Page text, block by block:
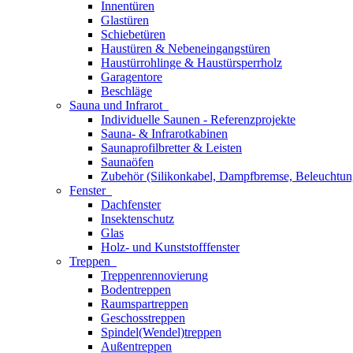
Innentüren
Glastüren
Schiebetüren
Haustüren & Nebeneingangstüren
Haustürrohlinge & Haustürsperrholz
Garagentore
Beschläge
Sauna und Infrarot
Individuelle Saunen - Referenzprojekte
Sauna- & Infrarotkabinen
Saunaprofilbretter & Leisten
Saunaöfen
Zubehör (Silikonkabel, Dampfbremse,
Fenster
Dachfenster
Insektenschutz
Glas
Holz- und Kunststofffenster
Treppen
Treppenrennovierung
Bodentreppen
Raumspartreppen
Geschosstreppen
Spindel(Wendel)treppen
Außentreppen